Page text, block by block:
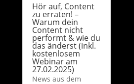
Hör auf, Content
zu erraten! –
Warum dein
Content nicht
performt & wie du
das änderst (inkl.
kostenlosem
Webinar am
27.02.2025)
News aus dem